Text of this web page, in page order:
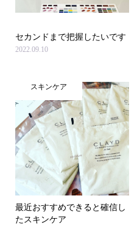
セカンドまで把握したいです
2022.09.10
スキンケア
最近おすすめできると確信し
たスキンケア